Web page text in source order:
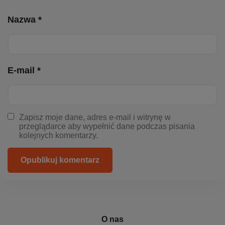
Nazwa *
E-mail *
Zapisz moje dane, adres e-mail i witrynę w
przeglądarce aby wypełnić dane podczas pisania
kolejnych komentarzy.
Opublikuj komentarz
O nas